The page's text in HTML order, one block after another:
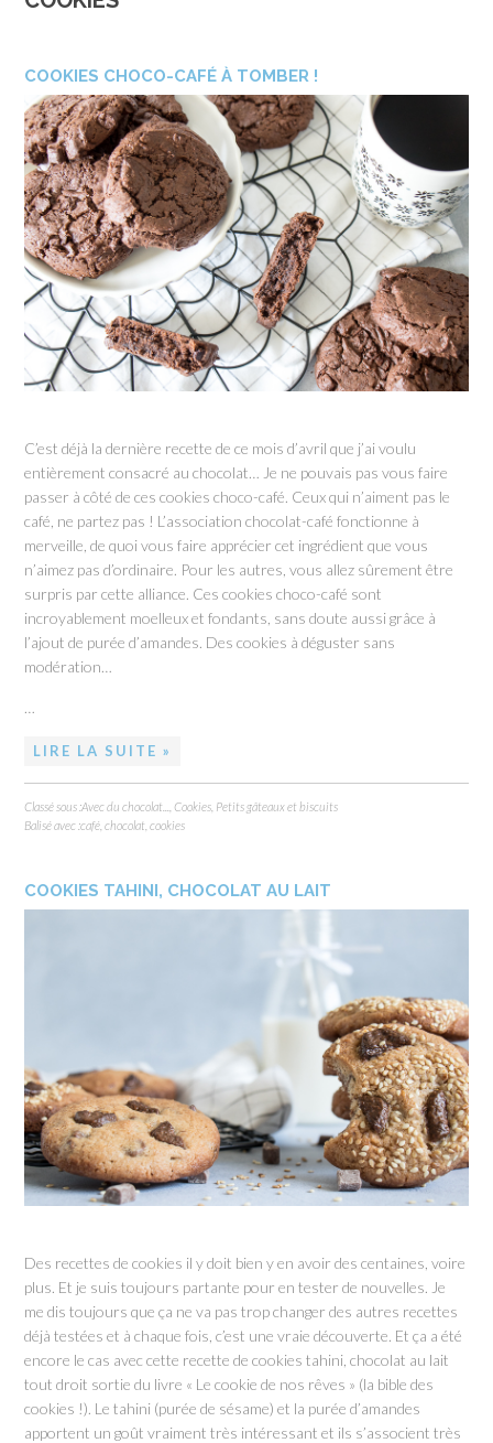
COOKIES CHOCO-CAFÉ À TOMBER !
C’est déjà la dernière recette de ce mois d’avril que j’ai voulu
entièrement consacré au chocolat… Je ne pouvais pas vous faire
passer à côté de ces cookies choco-café. Ceux qui n’aiment pas le
café, ne partez pas ! L’association chocolat-café fonctionne à
merveille, de quoi vous faire apprécier cet ingrédient que vous
n’aimez pas d’ordinaire. Pour les autres, vous allez sûrement être
surpris par cette alliance. Ces cookies choco-café sont
incroyablement moelleux et fondants, sans doute aussi grâce à
l’ajout de purée d’amandes. Des cookies à déguster sans
modération…
…
LIRE LA SUITE »
Classé sous :Avec du chocolat... ,Cookies Petits gâteaux et biscuits
Balisé avec :café ,chocolat ,cookies
COOKIES TAHINI, CHOCOLAT AU LAIT
Des recettes de cookies il y doit bien y en avoir des centaines, voire
plus. Et je suis toujours partante pour en tester de nouvelles. Je
me dis toujours que ça ne va pas trop changer des autres recettes
déjà testées et à chaque fois, c’est une vraie découverte. Et ça a été
encore le cas avec cette recette de cookies tahini, chocolat au lait
tout droit sortie du livre « Le cookie de nos rêves » (la bible des
cookies !). Le tahini (purée de sésame) et la purée d’amandes
apportent un goût vraiment très intéressant et ils s’associent très